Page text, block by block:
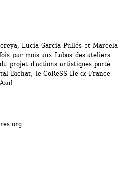
Lucía García Pullés et Marcela
par mois aux Labos des ateliers
projet d'actions artistiques porté
Bichat, le CoReSS IÎe-de-France